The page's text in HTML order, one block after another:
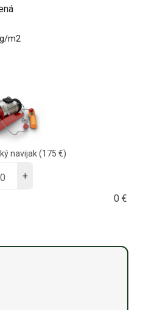
m2
navijak(175 €)
+
0 €